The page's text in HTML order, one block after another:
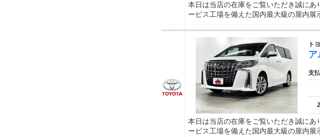
本日は当店の在庫をご覧いただき誠に
ービス工場を備えた国内最大級の屋内展
ト
ア
支
本日は当店の在庫をご覧いただき誠に
ービス工場を備えた国内最大級の屋内展